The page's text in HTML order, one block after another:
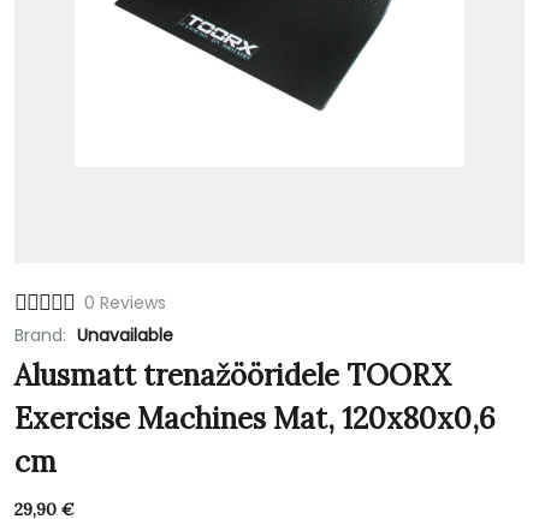
0 Reviews
Brand: Unavailable
Alusmatt trenažööridele TOORX
Exercise Machines Mat, 120x80x0,6
cm
29,90 €